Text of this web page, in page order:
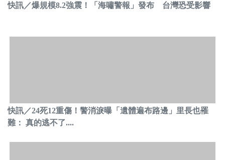
快訊／爆規模8.2強震！「海嘯警報」發布 台灣恐受影響
快訊／24死12重傷！警消淚曝「遺體遍布路邊」里長也罹
難： 真的逃不了....